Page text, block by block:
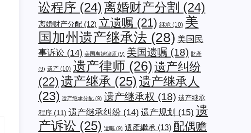
讼程序 (24) 离婚财产分割 (24)
离婚财产分配 (12) 立遗嘱 (21) 继承 (10) 美
国加州遗产继承法 (28) 美国民
事诉讼 (14) 美国离婚律师 (9) 美国遗嘱 (18) 財產
(9) 遗产 (10) 遗产律师 (26)遗产纠纷
(22)遗产继承 (25) 遗产继承人
(23) 遗产继承分配 (9) 遗产继承权 (18) 遗产继承
程序 (11) 遗产继承纠纷 (14) 遗产规划 (15) 遗
产诉讼 (25) 遺囑 (9) 遺產繼承 (13) 配偶赡